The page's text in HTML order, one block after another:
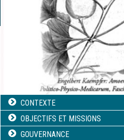
Navigation
principale
CONTEXTE
OBJECTIFS ET MISSIONS
GOUVERNANCE